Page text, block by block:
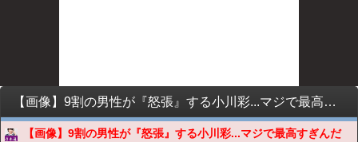
【画像】9割の男性が『怒張』する小川彩...マジで最高すぎんだろ・・・！！！
【画像】9割の男性が『怒張』する小川彩...マジで最高すぎんだ